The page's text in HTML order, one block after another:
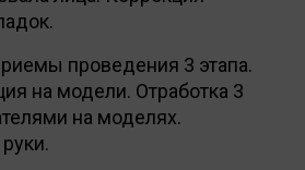
проведения 3 этапа.
на модели. Отработка 3
на моделях.